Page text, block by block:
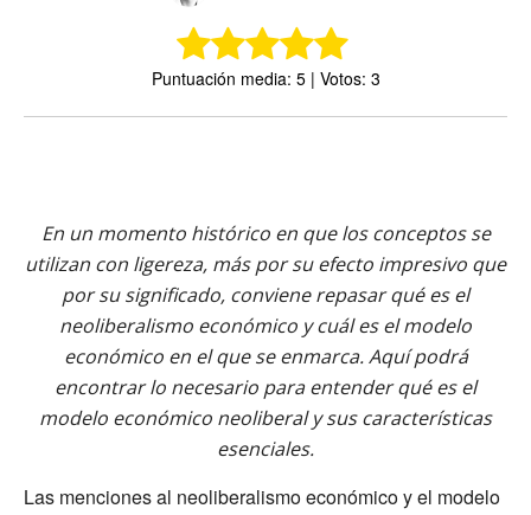
Puntuación media: 5 | Votos: 3
En un momento histórico en que los conceptos se
utilizan con ligereza, más por su efecto impresivo que
por su significado, conviene repasar qué es el
neoliberalismo económico y cuál es el modelo
económico en el que se enmarca. Aquí podrá
encontrar lo necesario para entender qué es el
modelo económico neoliberal y sus características
esenciales.
Las menciones al neoliberalismo económico y el modelo